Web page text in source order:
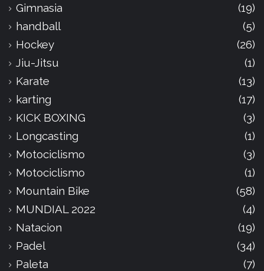
Gimnasia
(19)
handball
(5)
Hockey
(26)
Jiu-Jitsu
(1)
Karate
(13)
karting
(17)
KICK BOXING
(3)
Longcasting
(1)
Motociclismo
(3)
Motociclismo
(1)
Mountain Bike
(58)
MUNDIAL 2022
(4)
Natacion
(19)
Padel
(34)
Paleta
(7)